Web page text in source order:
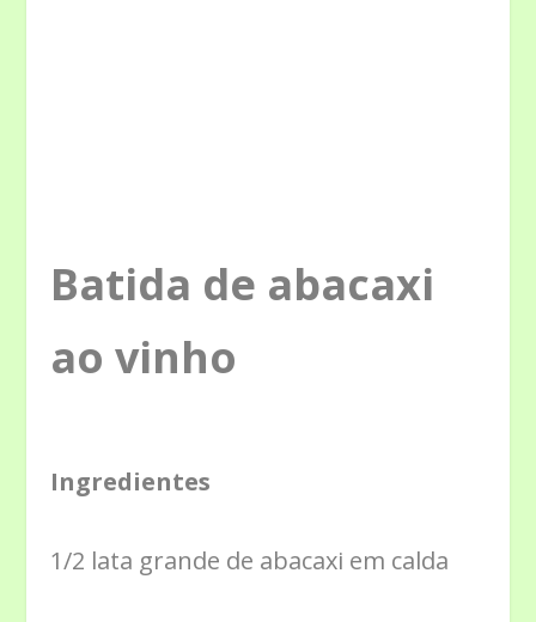
Batida de abacaxi
ao vinho
Ingredientes
1/2 lata grande de abacaxi em calda